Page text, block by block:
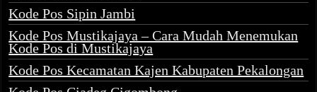
Kode Pos Sipin Jambi
Kode Pos Mustikajaya – Cara Mudah Menemukan
Kode Pos di Mustikajaya
Kode Pos Kecamatan Kajen Kabupaten Pekalongan